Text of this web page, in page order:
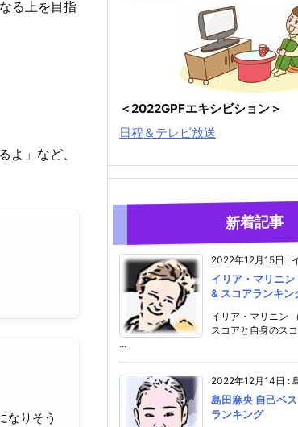
る上を目指
よ」など、
なりそう
＜2022GPFエキシビション＞
日程＆テレビ放送
新着記事
2022年12月15日 :
イリア・マリニ
& スコアランキン
イリア・マリニン
スコアと自身のス
...
2022年12月14日 :
島田麻央 自己ベ
ランキング